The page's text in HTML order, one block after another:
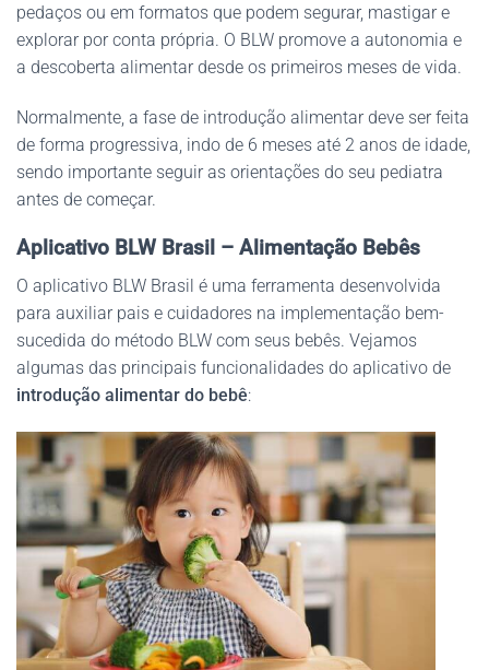
pedaços ou em formatos que podem segurar, mastigar e
explorar por conta própria. O BLW promove a autonomia e
a descoberta alimentar desde os primeiros meses de vida.
Normalmente, a fase de introdução alimentar deve ser feita
de forma progressiva, indo de 6 meses até 2 anos de idade,
sendo importante seguir as orientações do seu pediatra
antes de começar.
Aplicativo BLW Brasil – Alimentação Bebês
O aplicativo BLW Brasil é uma ferramenta desenvolvida
para auxiliar pais e cuidadores na implementação bem-
sucedida do método BLW com seus bebês. Vejamos
algumas das principais funcionalidades do aplicativo de
introdução alimentar do bebê: